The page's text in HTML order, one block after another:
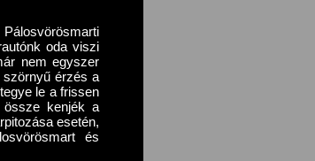
oda viszi
nem egyszer
szörnyű érzés a
le a frissen
össze kenjék a
esetén,
és